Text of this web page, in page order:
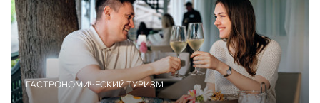
ГАСТРОНОМИЧЕСКИЙ ТУРИЗМ